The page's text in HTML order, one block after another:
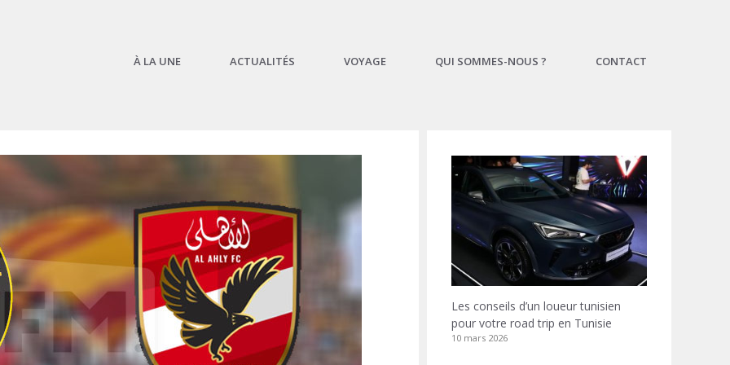
À LA UNE ACTUALITÉS VOYAGE QUI SOMMES-NOUS ? CONTACT
Les conseils d’un loueur tunisien
pour votre road trip en Tunisie
10 mars 2026